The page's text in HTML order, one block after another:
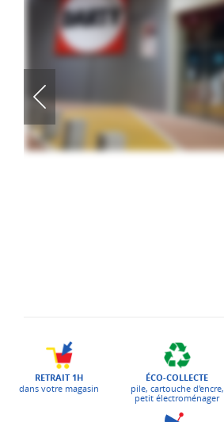
RETRAIT 1H
dans votre magasin
ÉCO-COLLECTE
pile, cartouche d'encre,
petit électroménager